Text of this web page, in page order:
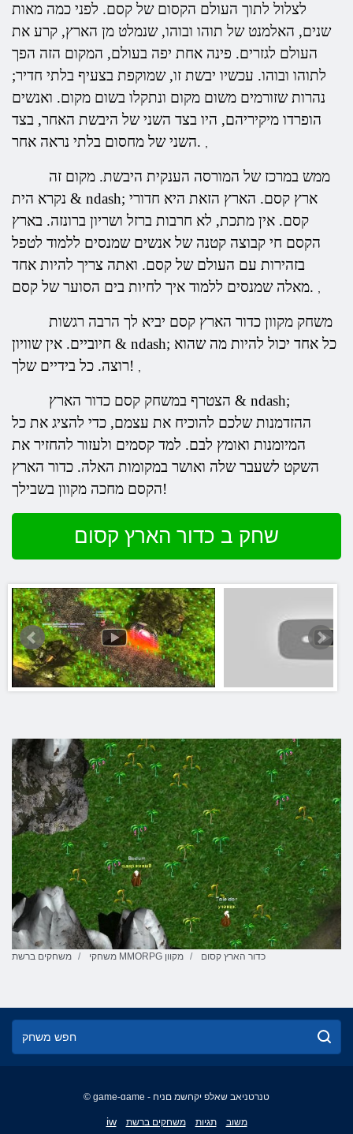
לצלול לתוך העולם הקסום של קסם. לפני כמה מאות
שנים, האלמנט של תוהו ובוהו, שנמלט מן הארץ, קרע את
העולם לגזרים. פינה אחת יפה בעולם, המקום הזה הפך
לתוהו ובוהו. עכשיו יבשת זו, שמוקפת בצעיף בלתי חדיר;
נהרות שזורמים משום מקום ונתקלו בשום מקום. ואנשים
הופרדו מיקיריהם, היו בצד השני של היבשת האחר, בצד
השני של מחסום בלתי נראה אחר.
ממש במרכז של המורסה הענקית היבשת. מקום זה
נקרא הית & ndash; ארץ קסם. הארץ הזאת היא חדורי
קסם. אין מתכת, לא חרבות ברזל ושריון ברונזה. בארץ
הקסם חי קבוצה קטנה של אנשים שמנסים ללמוד לטפל
בזהירות עם העולם של קסם. ואתה צריך להיות אחד
מאלה שמנסים ללמוד איך לחיות בים הסוער של קסם.
משחק מקוון כדור הארץ קסם יביא לך הרבה רגשות
חיוביים. אין שוויון & ndash; כל אחד יכול להיות מה שהוא
רוצה. כל בידיים שלך!
הצטרף במשחק קסם כדור הארץ & ndash;
ההזדמנות שלכם להוכיח את עצמם, כדי להציג את כל
המיומנות ואומץ לבם. למד קסמים ולעזור להחזיר את
השקט לשעבר שלה ואושר במקומות האלה. כדור הארץ
הקסם מחכה מקוון בשבילך!
שחק ב כדור הארץ קסום
משחקים ברשת משחקי MMORPG מקוון כדור הארץ קסום
© game-game - טנרטניאב שאלפ יקחשמ םניח
iw משחקים ברשת תגיות משוב